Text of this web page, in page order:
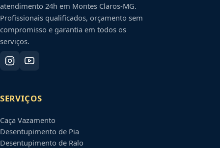
atendimento 24h em Montes Claros-MG.
Profissionais qualificados, orçamento sem
compromisso e garantia em todos os
serviços.
SERVIÇOS
Caça Vazamento
Desentupimento de Pia
Desentupimento de Ralo